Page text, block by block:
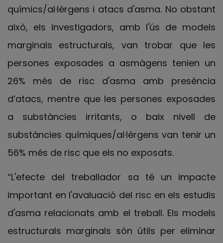
químics/al·lèrgens i atacs d'asma. No obstant
això, els investigadors, amb l'ús de models
marginals estructurals, van trobar que les
persones exposades a asmàgens tenien un
26% més de risc d'asma amb presència
d’atacs, mentre que les persones exposades
a substàncies irritants, o baix nivell de
substàncies químiques/al·lèrgens van tenir un
56% més de risc que els no exposats.
“L'efecte del treballador sa té un impacte
important en l'avaluació del risc en els estudis
d'asma relacionats amb el treball. Els models
estructurals marginals són útils per eliminar